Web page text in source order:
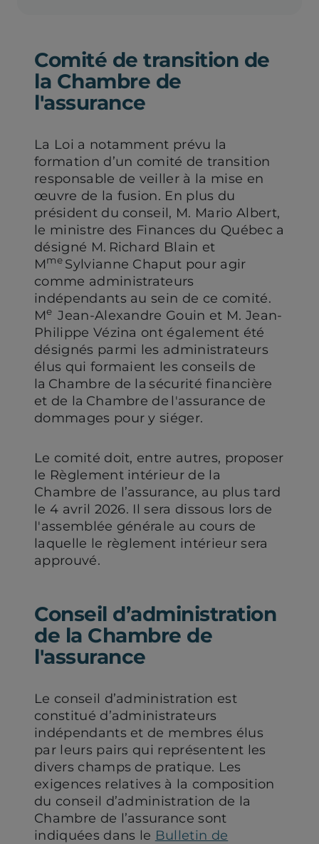
Comité de transition de
la Chambre de
l'assurance
La Loi a notamment prévu la
formation d’un comité de transition
responsable de veiller à la mise en
œuvre de la fusion. En plus du
président du conseil, M. Mario Albert,
le ministre des Finances du Québec a
désigné M. Richard Blain et
MmeSylvianne Chaput pour agir
comme administrateurs
indépendants au sein de ce comité.
Me Jean-Alexandre Gouin et M. Jean-
Philippe Vézina ont également été
désignés parmi les administrateurs
élus qui formaient les conseils de
la Chambre de la sécurité financière
et de la Chambre de l'assurance de
dommages pour y siéger.
Le comité doit, entre autres, proposer
le Règlement intérieur de la
Chambre de l’assurance, au plus tard
le 4 avril 2026. Il sera dissous lors de
l'assemblée générale au cours de
laquelle le règlement intérieur sera
approuvé.
Conseil d’administration
de la Chambre de
l'assurance
Le conseil d’administration est
constitué d’administrateurs
indépendants et de membres élus
par leurs pairs qui représentent les
divers champs de pratique. Les
exigences relatives à la composition
du conseil d’administration de la
Chambre de l’assurance sont
indiquées dans le Bulletin de